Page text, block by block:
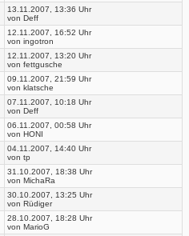
13.11.2007, 13:36 Uhr
von Deff
12.11.2007, 16:52 Uhr
von ingotron
12.11.2007, 13:20 Uhr
von fettgusche
09.11.2007, 21:59 Uhr
von klatsche
07.11.2007, 10:18 Uhr
von Deff
06.11.2007, 00:58 Uhr
von HONI
04.11.2007, 14:40 Uhr
von tp
31.10.2007, 18:38 Uhr
von MichaRa
30.10.2007, 13:25 Uhr
von Rüdiger
28.10.2007, 18:28 Uhr
von MarioG